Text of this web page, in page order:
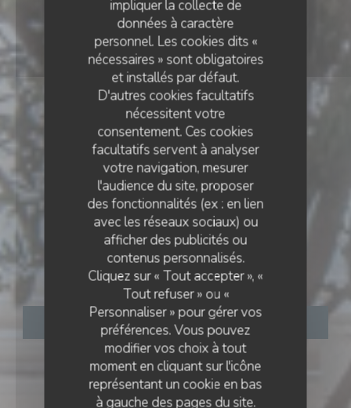
impliquer la collecte de
données à caractère
personnel. Les cookies dits «
nécessaires » sont obligatoires
et installés par défaut.
D'autres cookies facultatifs
nécessitent votre
consentement. Ces cookies
facultatifs servent à analyser
votre navigation, mesurer
l'audience du site, proposer
des fonctionnalités (ex : en lien
avec les réseaux sociaux) ou
afficher des publicités ou
contenus personnalisés.
Cliquez sur « Tout accepter », «
Tout refuser » ou «
Personnaliser » pour gérer vos
préférences. Vous pouvez
modifier vos choix à tout
moment en cliquant sur l'icône
représentant un cookie en bas
à gauche des pages du site.
RESTAURANT BURGERS• HOULGATE
Entre Terre et Mer
RÉSERVER